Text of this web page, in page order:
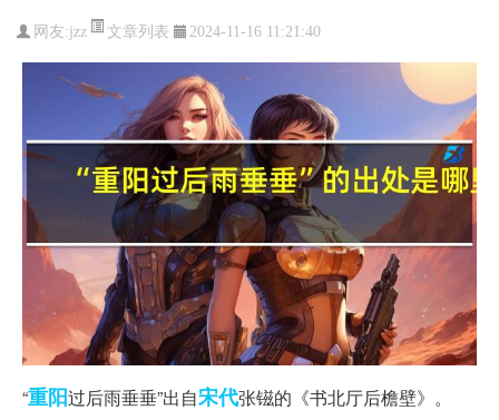
网友:jzz 文章列表 2024-11-16 11:21:40
“重阳过后雨垂垂”出自宋代张镃的《书北厅后檐壁》。